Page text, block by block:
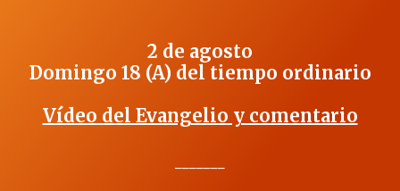
2 de agosto
Domingo 18 (A) del tiempo ordinario
Vídeo del Evangelio y comentario